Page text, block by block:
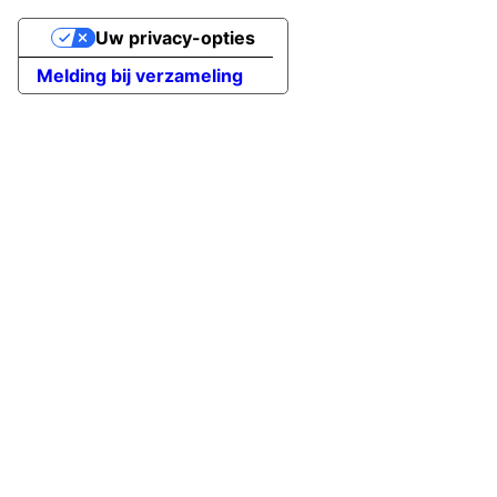
Melding bij verzameling
Uw privacy-opties